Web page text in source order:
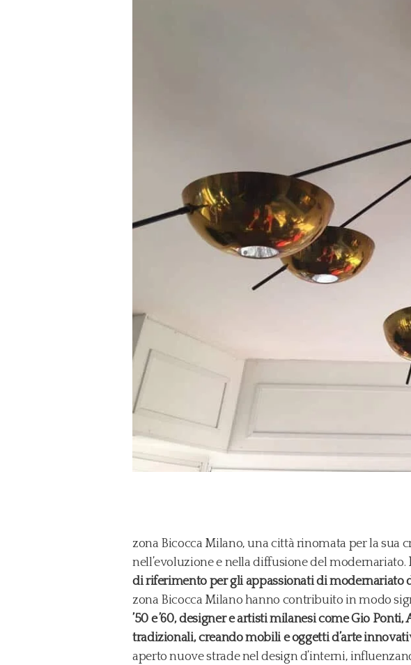
zona Bicocca Milano, una città rinomata per la sua
nell’evoluzione e nella diffusione del modernariato.
di riferimento per gli appassionati di modernariato
zona Bicocca Milano hanno contribuito in modo
’50 e ’60, designer e artisti milanesi come Gio
tradizionali, creando mobili e oggetti d’arte
aperto nuove strade nel design d’interni,